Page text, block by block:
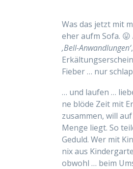
Was das jetzt mit
eher aufm Sofa.
‚Bell-Anwandlungen‘
Fieber … nur
… und laufen …
ne blöde Zeit mit
zusammen, will
Menge liegt. So
Geduld. Wer mit
nix aus
obwohl … beim